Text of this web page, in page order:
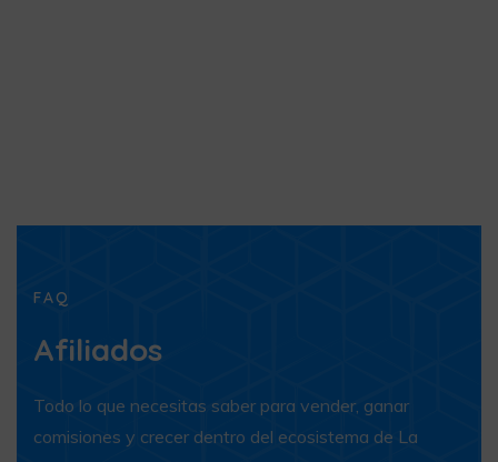
FAQ
Afiliados
Todo lo que necesitas saber para vender, ganar
comisiones y crecer dentro del ecosistema de La